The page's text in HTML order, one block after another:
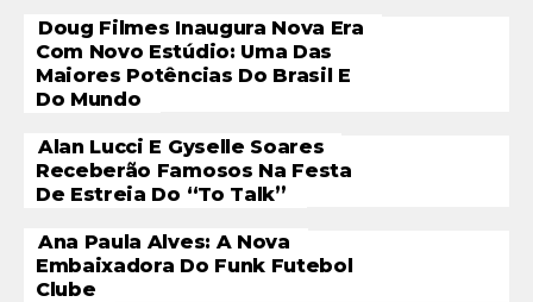
Doug Filmes Inaugura Nova Era
Com Novo Estúdio: Uma Das
Maiores Potências Do Brasil E
Do Mundo
Alan Lucci E Gyselle Soares
Receberão Famosos Na Festa
De Estreia Do “To Talk”
Ana Paula Alves: A Nova
Embaixadora Do Funk Futebol
Clube